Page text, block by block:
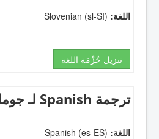
اللغة:
تنزيل حُزْمَة اللغة
ترجمة Spanish لـ جوملا 1.5
اللغة: